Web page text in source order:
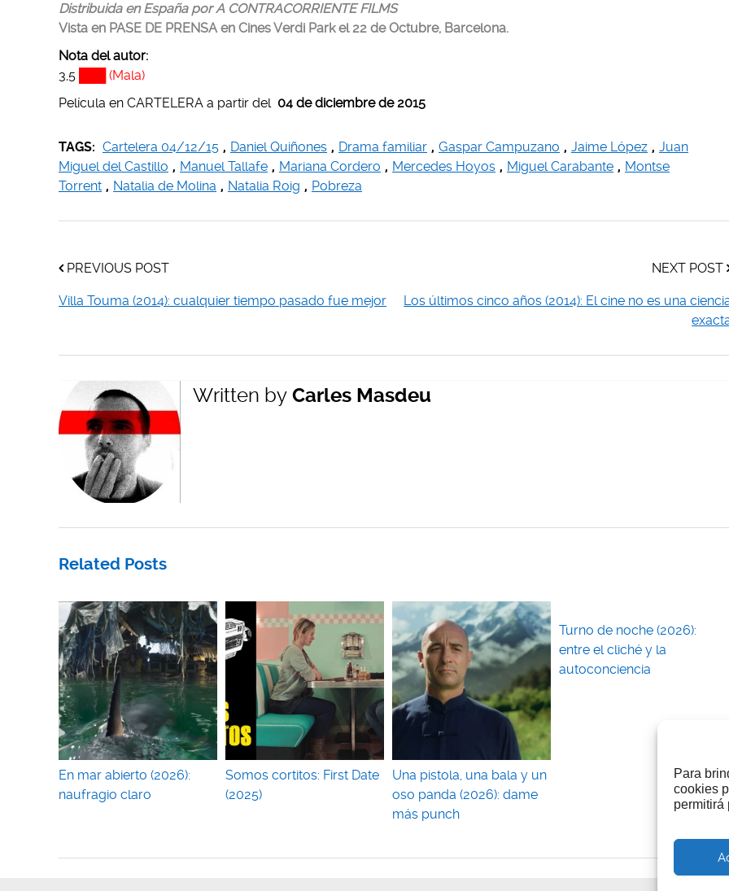
Para
cookies
permitirá
Distribuida en España por A CONTRACORRIENTE FILMS
Vista en PASE DE PRENSA en Cines Verdi Park el 22 de Octubre, Barcelona.
Nota del autor:
3,5
███ (Mala)
Película en CARTELERA a partir del04 de diciembrede 2015
TAGS: Cartelera 04/12/15 , Daniel Quiñones , Drama familiar , Gaspar Campuzano , Jaime López , Juan
Miguel del Castillo , Manuel Tallafe , Mariana Cordero , Mercedes Hoyos , Miguel Carabante , Montse
Torrent , Natalia de Molina , Natalia Roig , Pobreza
PREVIOUS POST
Villa Touma (2014): cualquier tiempo pasado fue mejor
NEXT POST
Los últimos cinco años (2014): El cine no es una
Written by Carles Masdeu
Related Posts
En mar abierto (2026):
naufragio claro
Somos cortitos: First Date
(2025)
Una pistola, una bala y un
oso panda (2026): dame
más punch
Turno de noche (2026):
entre el cliché y la
autoconciencia